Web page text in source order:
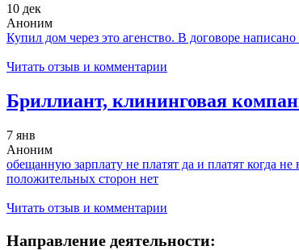
10 дек
Аноним
Купил дом через это агенство. В договоре
Читать отзыв и комментарии
Бриллиант, клининговая
7 янв
Аноним
обещанную зарплату не платят да и платят когда не
положительных сторон нет
Читать отзыв и комментарии
Направление деятельности: